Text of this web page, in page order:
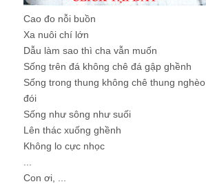
Cao đo nỗi buồn
Xa nuôi chí lớn
Dẫu làm sao thì cha vẫn muốn
Sống trên đá không chê đá gập ghềnh
Sống trong thung không chê thung nghèo
đói
Sống như sông như suối
Lên thác xuống ghềnh
Không lo cực nhọc
Con ơi, ...